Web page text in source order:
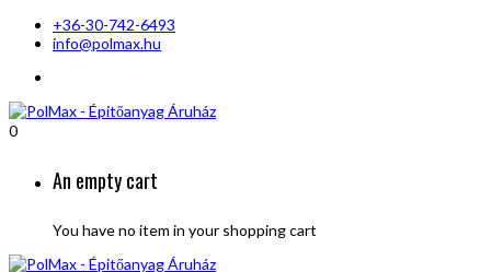
+36-30-742-6493
info@polmax.hu
0
An empty cart
You have no item in your shopping cart